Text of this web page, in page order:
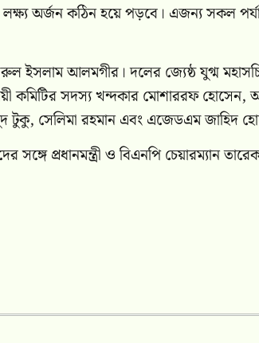
অর্জন কঠিন হয়ে পড়বে। এজন্য সকল
ইসলাম আলমগীর। দলের জ্যেষ্ঠ যুগ্ম
কমিটির সদস্য খন্দকার মোশাররফ
টুকু, সেলিমা রহমান এবং এজেডএম জাহিদ
সঙ্গে প্রধানমন্ত্রী ও বিএনপি চেয়ারম্যান